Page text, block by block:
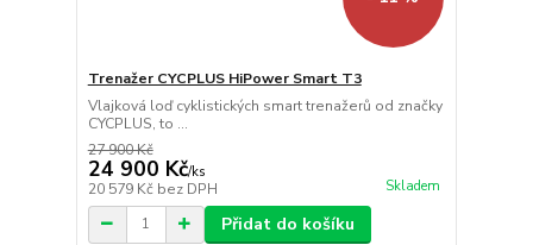
Trenažer CYCPLUS HiPower Smart T3
Vlajková loď cyklistických smart trenažerů od značky
CYCPLUS, to ...
27 900 Kč
24 900 Kč/ks
20 579 Kč bez DPH Skladem
Přidat do košíku